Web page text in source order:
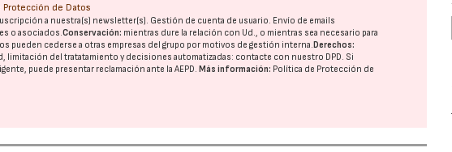
Protección de Datos
a nuestra(s) newsletter(s). Gestión de cuenta de usuario. Envío de emails
o asociados.Conservación: mientras dure la relación con Ud., o mientras sea necesario para
pueden cederse a otras empresas del grupo por motivos de gestión interna.Derechos:
del tratatamiento y decisiones automatizadas: contacte con nuestro DPD. Si
puede presentar reclamación ante laAEPD.Más información: Política de Protección de